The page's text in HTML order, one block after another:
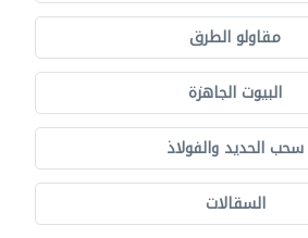
مقاولو الطرق
البيوت الجاهزة
سحب الحديد والفولاذ
السقالات